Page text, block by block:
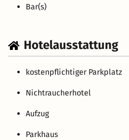
niederländischen Königshauses,
die später Königin der
von 1948 bis 1980), spielte als
Schloss Lieser geboren.
Bar(s)
Hotelausstattung
kostenpflichtiger Parkplatz
Nichtraucherhotel
Aufzug
Parkhaus